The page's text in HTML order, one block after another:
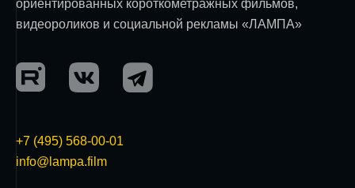
ориентированных короткометражных фильмов,
видеороликов и социальной рекламы «ЛАМПА»
+7 (495) 568-00-01
info@lampa.film